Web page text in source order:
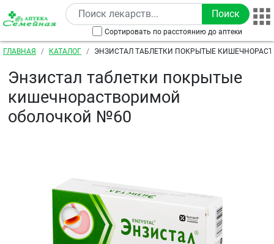
Перейти к основному содержанию
Сортировать по расстоянию до аптеки
Строка навигации
ГЛАВНАЯ КАТАЛОГ
ЭНЗИСТАЛ ТАБЛЕТКИ ПОКРЫТЫЕ
Энзистал таблетки покрытые
кишечнорастворимой
оболочкой №60